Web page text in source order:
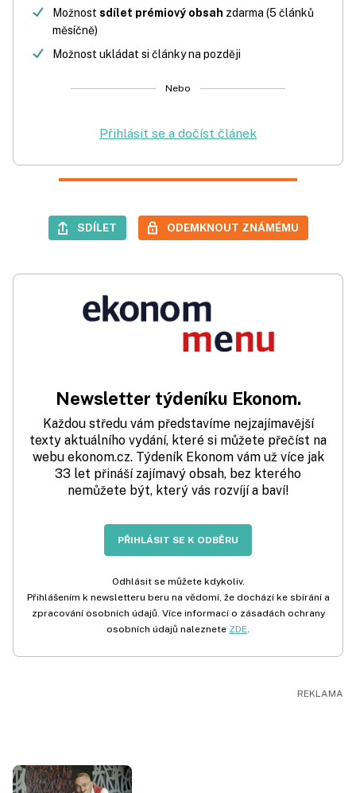
Možnost sdílet prémiový obsah zdarma (5 článků
měsíčně)
Možnost ukládat si články na později
Nebo
Přihlásit se a dočíst článek
SDÍLET ODEMKNOUT ZNÁMÉMU
Newsletter týdeníku Ekonom.
Každou středu vám představíme nejzajímavější
texty aktuálního vydání, které si můžete přečíst na
webu ekonom.cz. Týdeník Ekonom vám už více jak
33 let přináší zajímavý obsah, bez kterého
nemůžete být, který vás rozvíjí a baví!
PŘIHLÁSIT SE K ODBĚRU
Odhlásit se můžete kdykoliv.
Přihlášením k newsletteru beru na vědomí, že dochází ke sbírání a
zpracování osobních údajů. Více informací o zásadách ochrany
osobních údajů naleznete ZDE.